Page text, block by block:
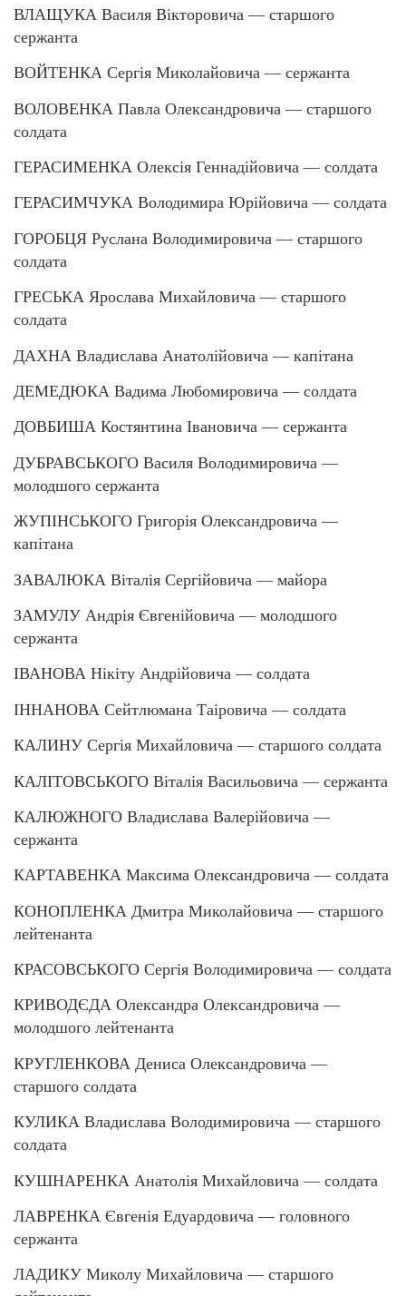
ВЛАЩУКА Василя Вікторовича — старшого
сержанта
ВОЙТЕНКА Сергія Миколайовича — сержанта
ВОЛОВЕНКА Павла Олександровича — старшого
солдата
ГЕРАСИМЕНКА Олексія Геннадійовича — солдата
ГЕРАСИМЧУКА Володимира Юрійовича — солдата
ГОРОБЦЯ Руслана Володимировича — старшого
солдата
ГРЕСЬКА Ярослава Михайловича — старшого
солдата
ДАХНА Владислава Анатолійовича — капітана
ДЕМЕДЮКА Вадима Любомировича — солдата
ДОВБИША Костянтина Івановича — сержанта
ДУБРАВСЬКОГО Василя Володимировича —
молодшого сержанта
ЖУПІНСЬКОГО Григорія Олександровича —
капітана
ЗАВАЛЮКА Віталія Сергійовича — майора
ЗАМУЛУ Андрія Євгенійовича — молодшого
сержанта
ІВАНОВА Нікіту Андрійовича — солдата
ІННАНОВА Сейтлюмана Таіровича — солдата
КАЛИНУ Сергія Михайловича — старшого солдата
КАЛІТОВСЬКОГО Віталія Васильовича — сержанта
КАЛЮЖНОГО Владислава Валерійовича —
сержанта
КАРТАВЕНКА Максима Олександровича — солдата
КОНОПЛЕНКА Дмитра Миколайовича — старшого
лейтенанта
КРАСОВСЬКОГО Сергія Володимировича — солдата
КРИВОДЄДА Олександра Олександровича —
молодшого лейтенанта
КРУГЛЕНКОВА Дениса Олександровича —
старшого солдата
КУЛИКА Владислава Володимировича — старшого
солдата
КУШНАРЕНКА Анатолія Михайловича — солдата
ЛАВРЕНКА Євгенія Едуардовича — головного
сержанта
ЛАДИКУ Миколу Михайловича — старшого